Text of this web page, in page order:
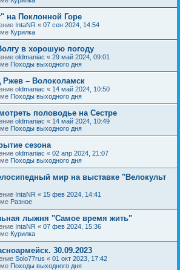
на Поклонной Горе
IntaNR « 07 сен 2024, 14:54
Курилка
в хорошую погоду
oldmaniac « 29 май 2024, 09:01
Походы выходного дня
Ржев – Волоколамск
oldmaniac « 14 май 2024, 10:50
Походы выходного дня
половодье на Сестре
oldmaniac « 14 май 2024, 10:49
Походы выходного дня
сезона
oldmaniac « 02 апр 2024, 21:07
Походы выходного дня
мир на выставке "Велокульт
IntaNR « 15 фев 2024, 14:41
Разное
лыжня "Самое время жить"
IntaNR « 07 фев 2024, 15:36
Курилка
30.09.2023
Solo77rus « 01 окт 2023, 17:42
Походы выходного дня